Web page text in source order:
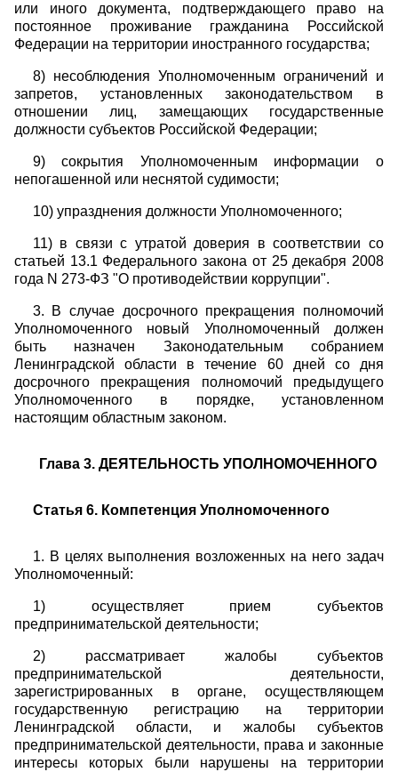
или иного документа, подтверждающего право на
постоянное проживание гражданина Российской
Федерации на территории иностранного государства;
8) несоблюдения Уполномоченным ограничений и
запретов, установленных законодательством в
отношении лиц, замещающих государственные
должности субъектов Российской Федерации;
9) сокрытия Уполномоченным информации о
непогашенной или неснятой судимости;
10) упразднения должности Уполномоченного;
11) в связи с утратой доверия в соответствии со
статьей 13.1 Федерального закона от 25 декабря 2008
года N 273-ФЗ "О противодействии коррупции".
3. В случае досрочного прекращения полномочий
Уполномоченного новый Уполномоченный должен
быть назначен Законодательным собранием
Ленинградской области в течение 60 дней со дня
досрочного прекращения полномочий предыдущего
Уполномоченного в порядке, установленном
настоящим областным законом.
Глава 3. ДЕЯТЕЛЬНОСТЬ УПОЛНОМОЧЕННОГО
Статья 6. Компетенция Уполномоченного
1. В целях выполнения возложенных на него задач
Уполномоченный:
1) осуществляет прием субъектов
предпринимательской деятельности;
2) рассматривает жалобы субъектов
предпринимательской деятельности,
зарегистрированных в органе, осуществляющем
государственную регистрацию на территории
Ленинградской области, и жалобы субъектов
предпринимательской деятельности, права и законные
интересы которых были нарушены на территории